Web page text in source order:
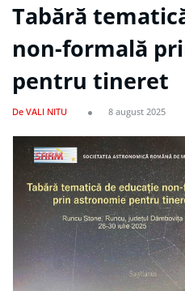
Tabără
non-formală
pentru tineret
De VALI NITU 8 august 2025